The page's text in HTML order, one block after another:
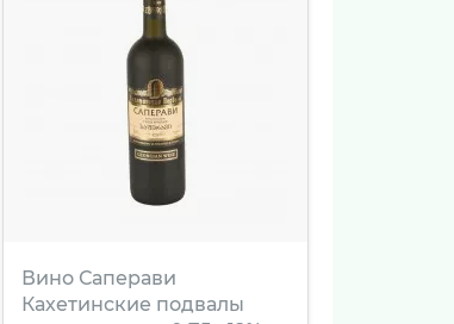
Вино Саперави
Кахетинские подвалы